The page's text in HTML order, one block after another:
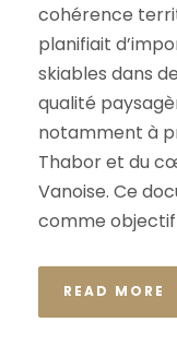
cohérence
planifiait
skiables dans
qualité
notamment à
Thabor et du
Vanoise. Ce
comme objectif
READ MORE